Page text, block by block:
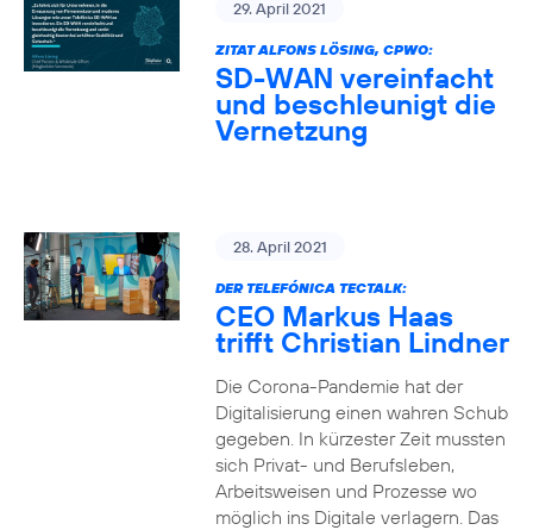
29. April 2021
ZITAT ALFONS LÖSING, CPWO:
SD-WAN vereinfacht
und beschleunigt die
Vernetzung
28. April 2021
DER TELEFÓNICA TECTALK:
CEO Markus Haas
trifft Christian Lindner
Die Corona-Pandemie hat der
Digitalisierung einen wahren Schub
gegeben. In kürzester Zeit mussten
sich Privat- und Berufsleben,
Arbeitsweisen und Prozesse wo
möglich ins Digitale verlagern. Das